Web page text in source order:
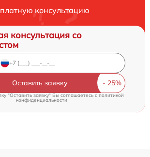
консультацию
консультация со
Оставить заявку
"Оставить заявку" Вы соглашаетесь cполитикой
конфиденциальности